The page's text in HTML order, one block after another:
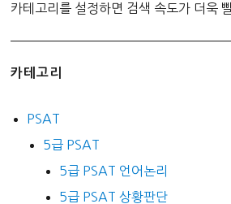
카테고리를 설정하면 검색 속도가 더욱
카테고리
PSAT
5급 PSAT
5급 PSAT 언어논리
5급 PSAT 상황판단